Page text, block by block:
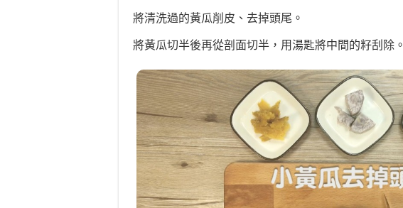
將清洗過的黃瓜削皮、去掉頭尾。
將黃瓜切半後再從剖面切半，用湯匙將中間的籽刮除。